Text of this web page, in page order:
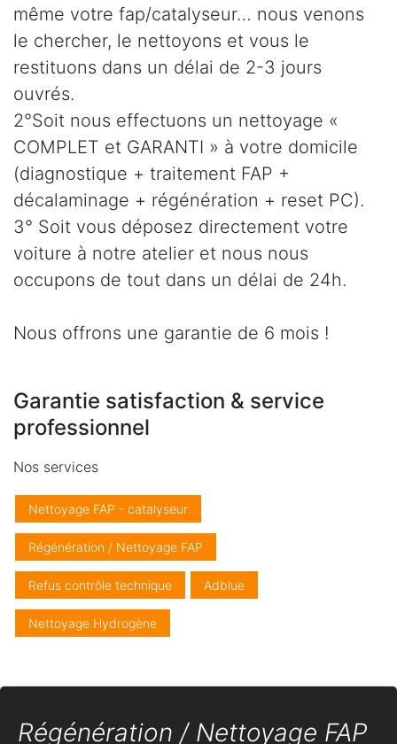
même votre fap/catalyseur… nous venons
le chercher, le nettoyons et vous le
restituons dans un délai de 2-3 jours
ouvrés.
2°Soit nous effectuons un nettoyage «
COMPLET et GARANTI » à votre domicile
(diagnostique + traitement FAP +
décalaminage + régénération + reset PC).
3° Soit vous déposez directement votre
voiture à notre atelier et nous nous
occupons de tout dans un délai de 24h.
Nous offrons une garantie de 6 mois !
Garantie satisfaction & service
professionnel
Nos services
Nettoyage FAP - catalyseur
Régénération / Nettoyage FAP
Refus contrôle technique Adblue
Nettoyage Hydrogène
Régénération / Nettoyage FAP